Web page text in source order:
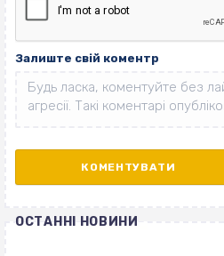
Залиште свій коментр
ОСТАННІ НОВИНИ